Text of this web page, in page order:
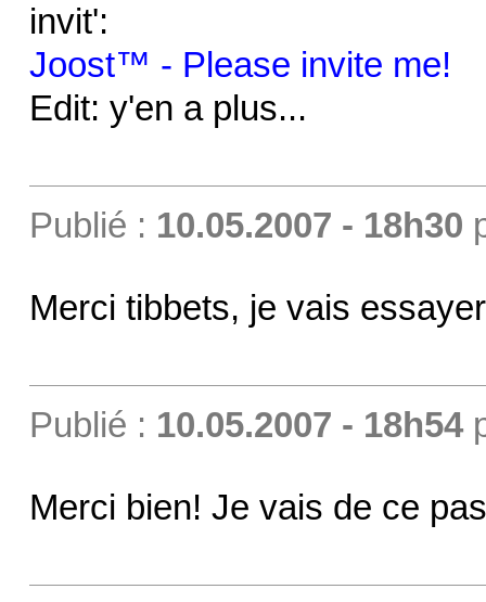
invit':
Joost™ - Please invite me!
Edit: y'en a plus...
Publié : 10.05.2007 - 18h30
Merci tibbets, je vais
Publié : 10.05.2007 - 18h54
Merci bien! Je vais de ce